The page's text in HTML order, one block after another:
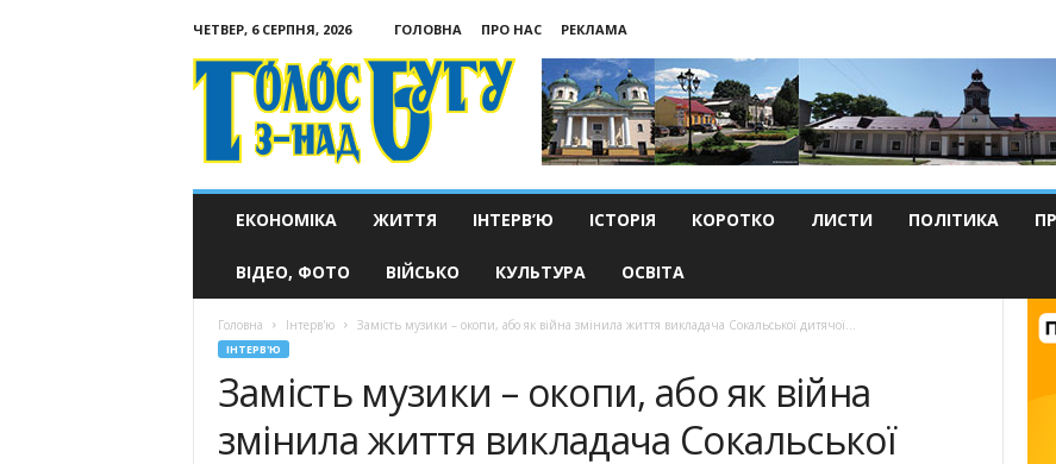
ЧЕТВЕР, 6 СЕРПНЯ, 2026 ГОЛОВНА ПРО НАС
РЕКЛАМА
Голос
з-
ЕКОНОМІКА ЖИТТЯ ІНТЕРВ’Ю ІСТОРІЯ КОРОТКО ЛИСТИ ПОЛІТИКА
ВІДЕО, ФОТО ВІЙСЬКО КУЛЬТУРА ОСВІТА
Головна Інтерв'ю Замість музики – окопи, або як війна змінила життя викладача Сокальської дитячої...
ІНТЕРВ'Ю
Замість музики – окопи, або як війна
змінила життя викладача Сокальської